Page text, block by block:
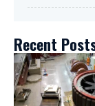
Recent